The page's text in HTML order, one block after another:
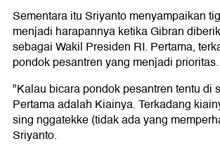
Sementara itu Sriyanto menyampaikan
menjadi harapannya ketika Gibran
sebagai Wakil Presiden RI. Pertama,
pondok pesantren yang menjadi prioritas.
"Kalau bicara pondok pesantren tentu di
Pertama adalah Kiainya. Terkadang
sing nggatekke (tidak ada yang
Sriyanto.